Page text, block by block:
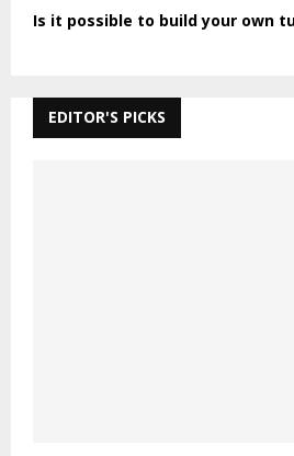
Is it possible to build your own
EDITOR'S PICKS